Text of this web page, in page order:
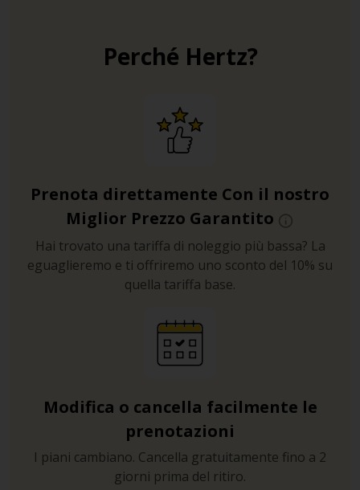
Perché Hertz?
Prenota direttamente Con il nostro
Miglior Prezzo Garantito
Hai trovato una tariffa di noleggio più bassa? La
eguaglieremo e ti offriremo uno sconto del 10% su
quella tariffa base.
Modifica o cancella facilmente le
prenotazioni
I piani cambiano. Cancella gratuitamente fino a 2
giorni prima del ritiro.